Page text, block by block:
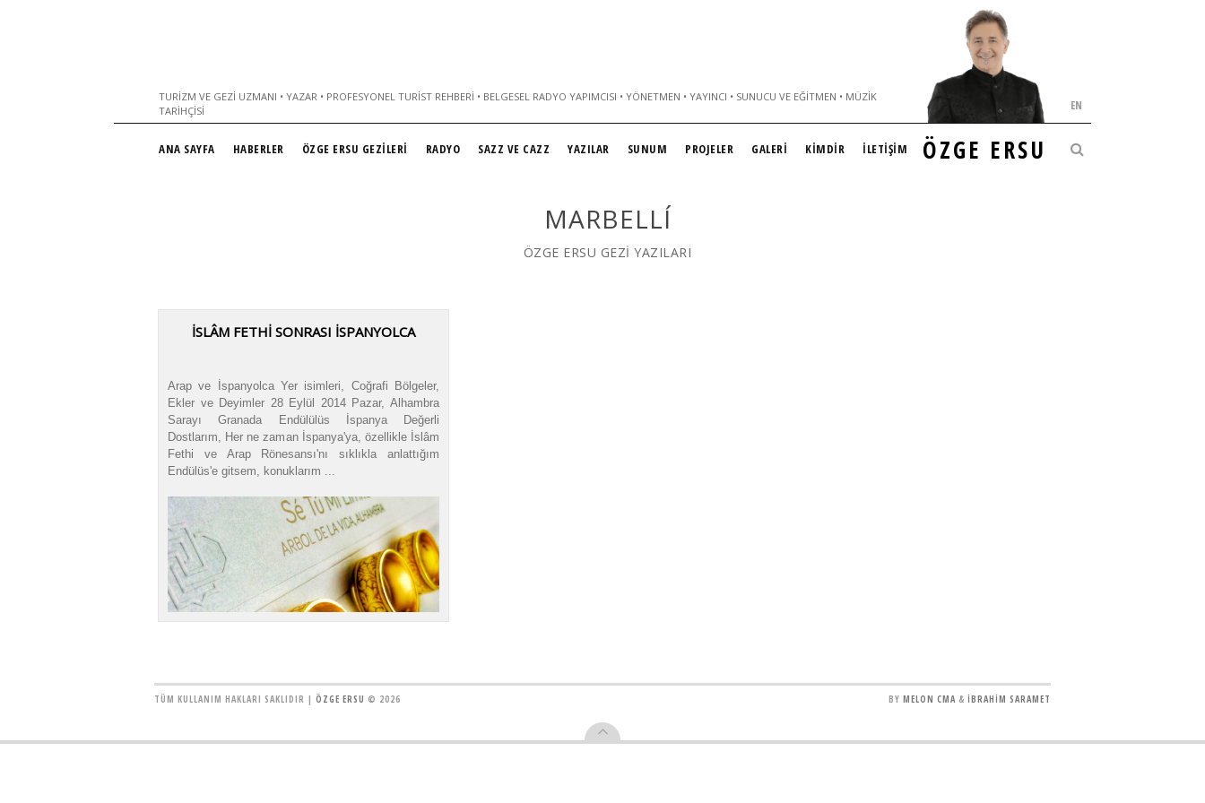
TURIZM VE GEZI UZMANI • YAZAR • PROFESYONEL TURIST REHBERI • BELGESEL RADYO YAPIMCISI • YÖNETMEN • YAYINCI • SUNUCU VE EĞITMEN • MÜZIK
TARIHÇISI
ÖZGE ERSU
EN
ANA SAYFA HABERLER ÖZGE ERSU GEZİLERİ RADYO SAZZ VE CAZZ YAZILAR SUNUM PROJELER GALERİ KİMDİR İLETİŞİM
MARBELLÍ
ÖZGE ERSU GEZİ YAZILARI
İSLÂM FETHİ SONRASI İSPANYOLCA
Arap ve İspanyolca Yer isimleri, Coğrafi Bölgeler,
Ekler ve Deyimler 28 Eylül 2014 Pazar, Alhambra
Sarayı Granada Endülülüs İspanya Değerli
Dostlarım, Her ne zaman İspanya'ya, özellikle İslâm
Fethi ve Arap Rönesansı'nı sıklıkla anlattığım
Endülüs'e gitsem, konuklarım ...
TÜM KULLANIM HAKLARI SAKLIDIR | ÖZGE ERSU © 2026 BY MELON CMA & İBRAHİM SARAMET